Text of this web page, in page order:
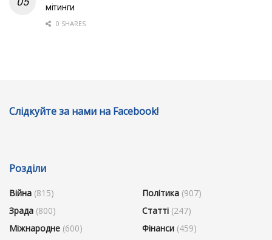
мітинги
0 SHARES
Слідкуйте за нами на Facebook!
Розділи
Війна (815)
Зрада (800)
Міжнародне (600)
Політика (907)
Статті (247)
Фінанси (459)